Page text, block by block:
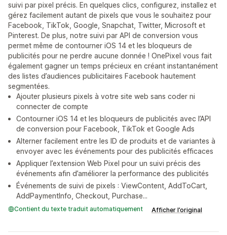
suivi par pixel précis. En quelques clics, configurez, installez et
gérez facilement autant de pixels que vous le souhaitez pour
Facebook, TikTok, Google, Snapchat, Twitter, Microsoft et
Pinterest. De plus, notre suivi par API de conversion vous
permet même de contourner iOS 14 et les bloqueurs de
publicités pour ne perdre aucune donnée ! OnePixel vous fait
également gagner un temps précieux en créant instantanément
des listes d’audiences publicitaires Facebook hautement
segmentées.
Ajouter plusieurs pixels à votre site web sans coder ni
connecter de compte
Contourner iOS 14 et les bloqueurs de publicités avec l’API
de conversion pour Facebook, TikTok et Google Ads
Alterner facilement entre les ID de produits et de variantes à
envoyer avec les événements pour des publicités efficaces
Appliquer l’extension Web Pixel pour un suivi précis des
événements afin d’améliorer la performance des publicités
Événements de suivi de pixels : ViewContent, AddToCart,
AddPaymentInfo, Checkout, Purchase...
Contient du texte traduit automatiquement Afficher l’original